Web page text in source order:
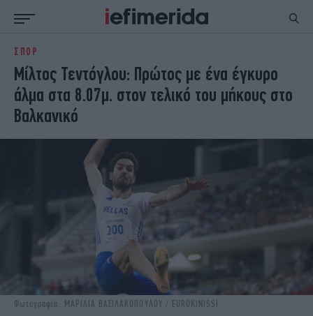
ΕΙΔΗΣΕΙΣ
NON PAPER
ΕΛΛΑΔΑ
ΟΙΚΟΝΟΜΙΑ
ΚΟΣΜΟΣ
ΠΟΛΙΤΙΣΜΟΣ
ΖΩΗ
ΣΠΟΡ
STORIES
DESIGN
ΟΛΥΜΠΙΑΚΟΙ ΑΓΩΝΕΣ
EURO
GREEN
iOPINIONS
iGASTRONOMIE
ΣΠΟΡ
Μίλτος Τεντόγλου: Πρώτος με ένα έγκυρο
άλμα στα 8.07μ. στον τελικό του μήκους στο
Βαλκανικό
Φωτογραφία: ΜΑΡΙΛΙΑ ΒΑΣΙΛΑΚΟΠΟΥΛΟΥ / EUROKINISSI